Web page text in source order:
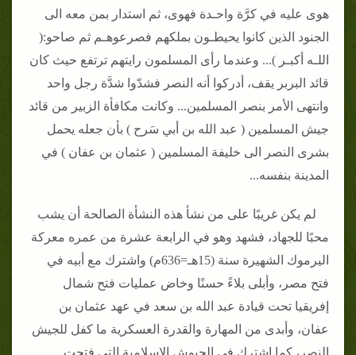
هوى عليه في كرَّة واحـدة فهوى، ثم استدار بمن معه الى
الجنود الذين كانوا يحيطـون بملكهم فصرعوهـم ثم صاحو:(
اللـه أكبـر )... وعندما رأى المسلمون رايتهم ترتفع حيث كان
قائد البربر يقف، أدركوا أنه النصر فشدّوا شدَّة رجل واحد
وانتهى الأمر بنصر المسلمين... وكانت مكافأة الزبير من قائد
جيش المسلمين ( عبد الله بن أبي سَرح ) بأن جعله يحمل
بشرى النصر الى خليفة المسلمين ( عثمان بن عفان ) في
المدينة بنفسه...
لم يكن غريبًا على من نشأ هذه النشأة الصالحة أن يشب
محبًا للجهاد، فشهد وهو في الرابعة عشرة من عمره معركة
اليرموك الشهيرة سنة (15هـ=636م) واشترك مع أبيه في
فتح مصر، وأبلى بلاءً حسنًا وخاض عمليات فتح شمال
إفريقيا تحت قيادة عبد الله بن سعد في عهد عثمان بن
عفان، وأبدى من المهارة والقدرة العسكرية ما كفل للجيش
النصر، كما اشترك في الجيوش الإسلامية التي فتحت